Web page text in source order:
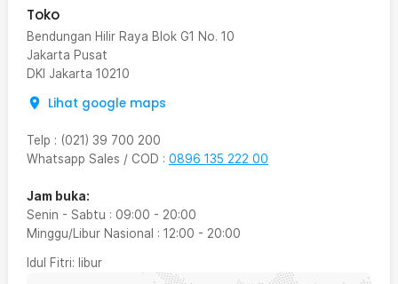
Toko
Bendungan Hilir Raya Blok G1 No. 10
Jakarta Pusat
DKI Jakarta 10210
Lihat google maps
Telp : (021) 39 700 200
Whatsapp Sales / COD : 0896 135 222 00
Jam buka:
Senin - Sabtu : 09:00 - 20:00
Minggu/Libur Nasional : 12:00 - 20:00
Idul Fitri: libur